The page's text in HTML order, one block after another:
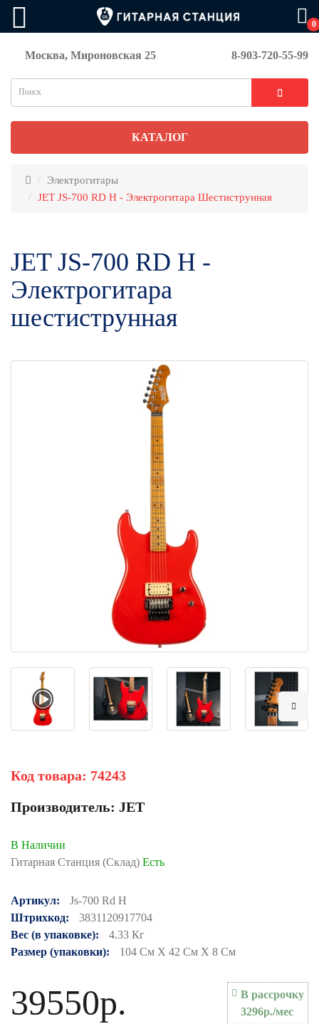
0
Москва, Мироновская 25 8-903-720-55-99
КАТАЛОГ
Электрогитары
JET JS-700 RD H - Электрогитара Шестиструнная
JET JS-700 RD H -
Электрогитара
шестиструнная
Код товара: 74243
Производитель: JET
В Наличии
Гитарная Станция (Склад) Есть
Артикул:
Js-700 Rd H
Штрихкод:
3831120917704
Вес (в упаковке):
4.33 Кг
Размер (упаковки):
104 См X 42 См X 8 См
39550р.
В рассрочку
3296р./мес